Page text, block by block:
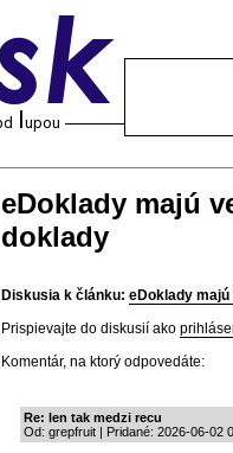
eDoklady majú
doklady
Diskusia k článku: eDoklady
Prispievajte do diskusií ako
Komentár, na ktorý odpovedáte:
Re: len tak medzi recu
Od: grepfruit | Pridané: 2026-06-02